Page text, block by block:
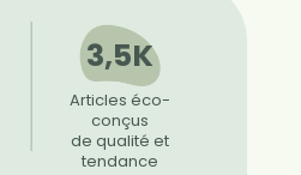
3,5K
Articles éco-
conçus
de qualité et
tendance